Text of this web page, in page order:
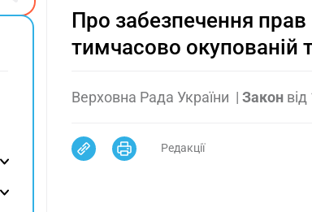
Про забезпечення
тимчасово окупованій
Верховна Рада України | Закон від
Редакції